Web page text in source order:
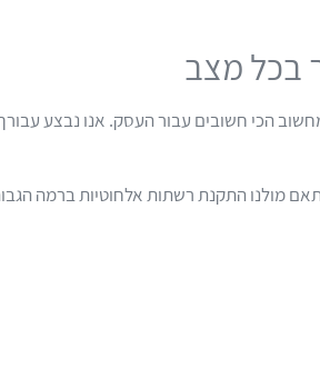
בכל מצב
הכי חשובים עבור העסק. אנו נבצע
מולנו התקנת רשתות אלחוטיות ברמה